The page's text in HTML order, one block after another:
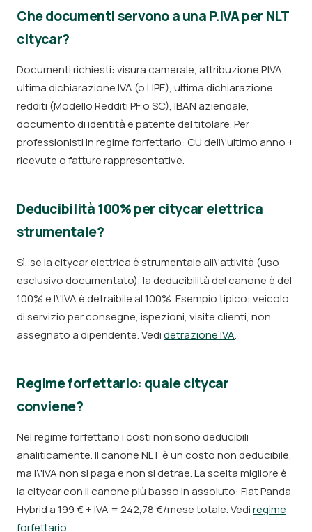
Che documenti servono a una P.IVA per NLT
citycar?
Documenti richiesti: visura camerale, attribuzione P.IVA,
ultima dichiarazione IVA (o LIPE), ultima dichiarazione
redditi (Modello Redditi PF o SC), IBAN aziendale,
documento di identità e patente del titolare. Per
professionisti in regime forfettario: CU dell\'ultimo anno +
ricevute o fatture rappresentative.
Deducibilità 100% per citycar elettrica
strumentale?
Sì, se la citycar elettrica è strumentale all\'attività (uso
esclusivo documentato), la deducibilità del canone è del
100% e l\'IVA è detraibile al 100%. Esempio tipico: veicolo
di servizio per consegne, ispezioni, visite clienti, non
assegnato a dipendente. Vedidetrazione IVA.
Regime forfettario: quale citycar
conviene?
Nel regime forfettario i costi non sono deducibili
analiticamente. Il canone NLT è un costo non deducibile,
ma l\'IVA non si paga e non si detrae. La scelta migliore è
la citycar con il canone più basso in assoluto: Fiat Panda
Hybrid a 199 € + IVA = 242,78 €/mese totale. Vediregime
forfettario.